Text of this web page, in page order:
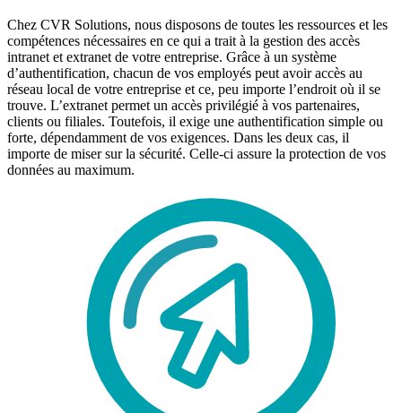
Chez CVR Solutions, nous disposons de toutes les ressources et les
compétences nécessaires en ce qui a trait à la gestion des accès
intranet et extranet de votre entreprise. Grâce à un système
d’authentification, chacun de vos employés peut avoir accès au
réseau local de votre entreprise et ce, peu importe l’endroit où il se
trouve. L’extranet permet un accès privilégié à vos partenaires,
clients ou filiales. Toutefois, il exige une authentification simple ou
forte, dépendamment de vos exigences. Dans les deux cas, il
importe de miser sur la sécurité. Celle-ci assure la protection de vos
données au maximum.